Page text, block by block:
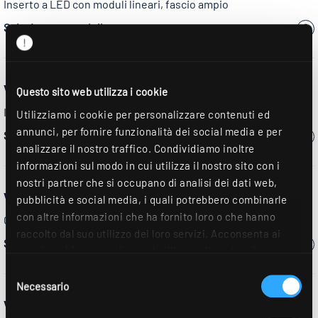
Questo sito web utilizza i cookie
Utilizziamo i cookie per personalizzare contenuti ed
annunci, per fornire funzionalità dei social media e per
analizzare il nostro traffico. Condividiamo inoltre
informazioni sul modo in cui utilizza il nostro sito con i
nostri partner che si occupano di analisi dei dati web,
pubblicità e social media, i quali potrebbero combinarle
con altre informazioni che ha fornito loro o che hanno
raccolto dal suo utilizzo dei loro servizi. Acconsenta ai
dichiarazione sulla protezione dei dati
del
consenso
Necessario
Inserto a LED con moduli lineari, fascio ampio
Seleziona un modello:
VENICE-G-R
Inserto per lampada a LED sostituibile RIDI-TUBE
Seleziona un modello:
VENICE-SRM
Griglia riflettente parabolica, semilucida.
Seleziona un modello:
VENICE-Z